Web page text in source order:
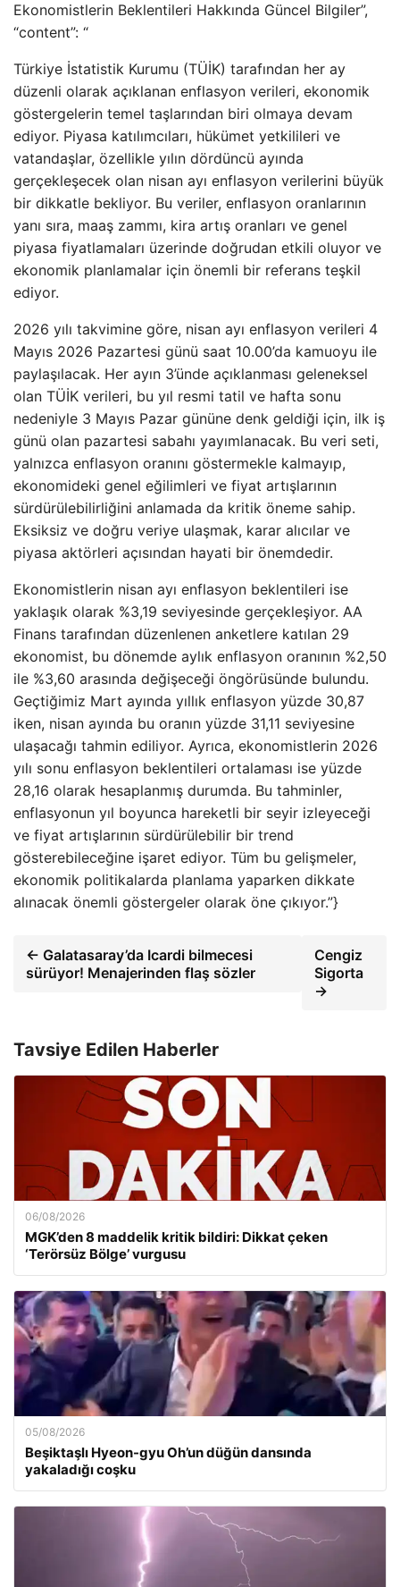
Ekonomistlerin Beklentileri Hakkında Güncel Bilgiler”,
“content”: “
Türkiye İstatistik Kurumu (TÜİK) tarafından her ay
düzenli olarak açıklanan enflasyon verileri, ekonomik
göstergelerin temel taşlarından biri olmaya devam
ediyor. Piyasa katılımcıları, hükümet yetkilileri ve
vatandaşlar, özellikle yılın dördüncü ayında
gerçekleşecek olan nisan ayı enflasyon verilerini büyük
bir dikkatle bekliyor. Bu veriler, enflasyon oranlarının
yanı sıra, maaş zammı, kira artış oranları ve genel
piyasa fiyatlamaları üzerinde doğrudan etkili oluyor ve
ekonomik planlamalar için önemli bir referans teşkil
ediyor.
2026 yılı takvimine göre, nisan ayı enflasyon verileri 4
Mayıs 2026 Pazartesi günü saat 10.00’da kamuoyu ile
paylaşılacak. Her ayın 3’ünde açıklanması geleneksel
olan TÜİK verileri, bu yıl resmi tatil ve hafta sonu
nedeniyle 3 Mayıs Pazar gününe denk geldiği için, ilk iş
günü olan pazartesi sabahı yayımlanacak. Bu veri seti,
yalnızca enflasyon oranını göstermekle kalmayıp,
ekonomideki genel eğilimleri ve fiyat artışlarının
sürdürülebilirliğini anlamada da kritik öneme sahip.
Eksiksiz ve doğru veriye ulaşmak, karar alıcılar ve
piyasa aktörleri açısından hayati bir önemdedir.
Ekonomistlerin nisan ayı enflasyon beklentileri ise
yaklaşık olarak %3,19 seviyesinde gerçekleşiyor. AA
Finans tarafından düzenlenen anketlere katılan 29
ekonomist, bu dönemde aylık enflasyon oranının %2,50
ile %3,60 arasında değişeceği öngörüsünde bulundu.
Geçtiğimiz Mart ayında yıllık enflasyon yüzde 30,87
iken, nisan ayında bu oranın yüzde 31,11 seviyesine
ulaşacağı tahmin ediliyor. Ayrıca, ekonomistlerin 2026
yılı sonu enflasyon beklentileri ortalaması ise yüzde
28,16 olarak hesaplanmış durumda. Bu tahminler,
enflasyonun yıl boyunca hareketli bir seyir izleyeceği
ve fiyat artışlarının sürdürülebilir bir trend
gösterebileceğine işaret ediyor. Tüm bu gelişmeler,
ekonomik politikalarda planlama yaparken dikkate
alınacak önemli göstergeler olarak öne çıkıyor.”}
← Galatasaray’da Icardi bilmecesi
sürüyor! Menajerinden flaş sözler
Cengiz
Sigorta
→
Tavsiye Edilen Haberler
06/08/2026
MGK’den 8 maddelik kritik bildiri: Dikkat çeken
‘Terörsüz Bölge’ vurgusu
05/08/2026
Beşiktaşlı Hyeon-gyu Oh’un düğün dansında
yakaladığı coşku